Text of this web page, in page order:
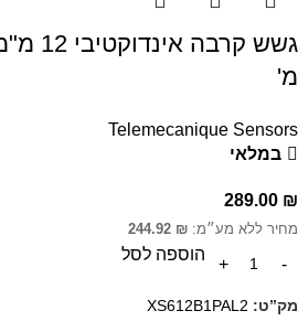
מ'
Telemecanique Sensors
במלאי
289.00 ₪
מחיר ללא מע״מ: 244.92 ₪
הוספה לסל
מק”ט: XS612B1PAL2